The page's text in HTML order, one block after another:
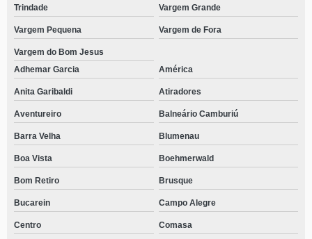
Trindade Vargem Grande
Vargem Pequena Vargem de Fora
Vargem do Bom Jesus
Adhemar Garcia
América
Anita Garibaldi Atiradores
Aventureiro Balneário Camburiú
Barra Velha Blumenau
Boa Vista Boehmerwald
Bom Retiro Brusque
Bucarein Campo Alegre
Centro Comasa